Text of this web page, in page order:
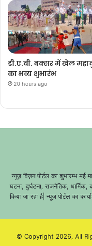
डी.ए.वी. बक्सर में खेल
का भव्य शुभारंभ
20 hours ago
न्यूज़ विज़न पोर्टल का शुभारम्भ मई
घटना, दुर्घटना, राजनैतिक,
किया जा रहा है| न्यूज़ पोर्टल का
© Copyright 2026, All